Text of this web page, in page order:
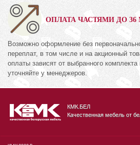
ОПЛАТА ЧАСТЯМИ ДО 36
Возможно оформление без
переплат, в том числе и на акционный
оплаты зависят от выбранного
уточняйте у менеджеров.
«Риксос»
руб. 360
КМК.БЕЛ
Качественная мебель от